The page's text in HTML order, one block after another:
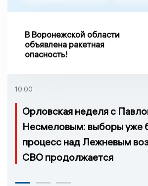
В Воронежской области
объявлена ракетная
опасность!
10:00
Орловская неделя с
Несмеловым: выборы уже
процесс над Лежневым
СВО продолжается